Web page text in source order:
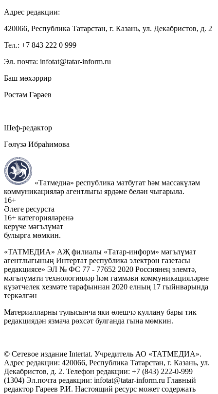
Адрес редакции:
420066, Республика Татарстан, г. Казань, ул. Декабристов, д. 2
Тел.: +7 843 222 0 999
Эл. почта: infotat@tatar-inform.ru
Баш мөхәррир
Рөстәм Гәрәев
Шеф-редактор
Гөлүзә Ибраһимова
«Татмедиа» республика матбугат һәм массакүләм
коммуникацияләр агентлыгы ярдәме белән чыгарыла.
16+
Әлеге ресурста
16+ категорияләренә
керүче мәгълүмат
булырга мөмкин.
«ТАТМЕДИА» АҖ филиалы «Татар-информ» мәгълүмат
агентлыгының Интертат республика электрон газетасы
редакциясе» ЭЛ № ФС 77 - 77652 2020 Россиянең элемтә,
мәгълүмати технологияләр һәм гаммәви коммуникацияләрне
күзәтчелек хезмәте тарафыннан 2020 елның 17 гыйнварында
теркәлгән
Материалларны тулысынча яки өлешчә куллану бары тик
редакциядән язмача рөхсәт булганда гына мөмкин.
© Сетевое издание Intertat. Учредитель АО «ТАТМЕДИА».
Адрес редакции: 420066, Республика Татарстан, г. Казань, ул.
Декабристов, д. 2. Телефон редакции: +7 (843) 222-0-999
(1304) Эл.почта редакции: infotat@tatar-inform.ru Главный
редактор Гареев Р.И. Настоящий ресурс может содержать